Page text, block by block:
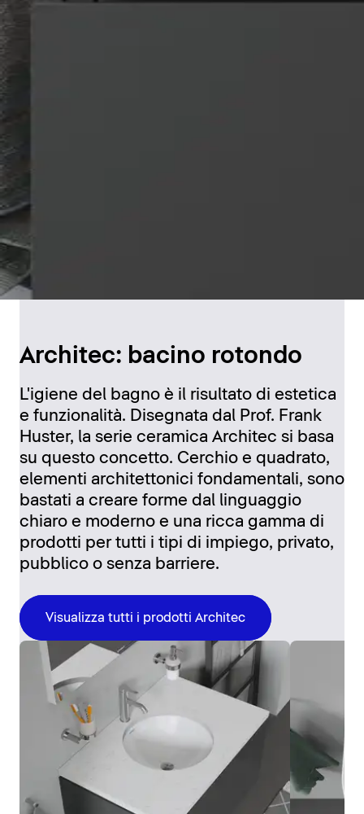
Architec: bacino rotondo
L'igiene del bagno è il risultato di estetica
e funzionalità. Disegnata dal Prof. Frank
Huster, la serie ceramica Architec si basa
su questo concetto. Cerchio e quadrato,
elementi architettonici fondamentali, sono
bastati a creare forme dal linguaggio
chiaro e moderno e una ricca gamma di
prodotti per tutti i tipi di impiego, privato,
pubblico o senza barriere.
Visualizza tutti i prodotti Architec